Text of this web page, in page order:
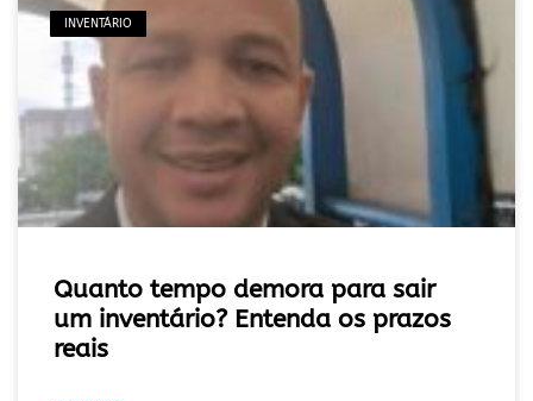
INVENTÁRIO
Quanto tempo demora para sair
um inventário? Entenda os prazos
reais